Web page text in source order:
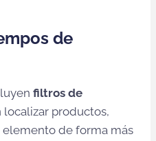
de
filtros de
localizar productos,
de forma más